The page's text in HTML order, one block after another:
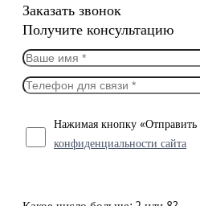
Заказать звонок
Получите консультацию
Нажимая кнопку «Отправить
конфиденциальности сайта